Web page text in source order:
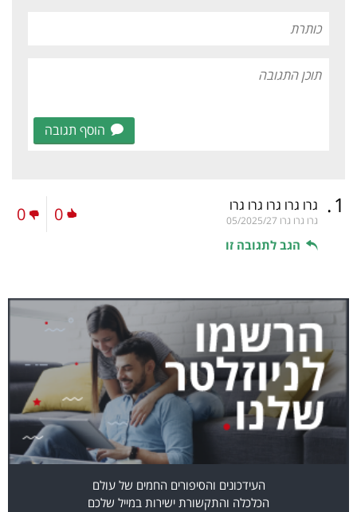
הוסף תגובה
1
. גרו גרו גרו גרו גרו
גרו גרו גרו 05/2025/27
הגב לתגובה זו
0
0
העידכונים והסיפורים החמים של עולם
הכלכלה והתקשורת ישירות במייל שלכם